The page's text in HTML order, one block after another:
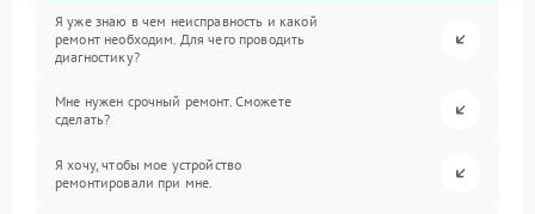
Я уже знаю в чем неисправность и какой
ремонт необходим. Для чего проводить
диагностику?
Мне нужен срочный ремонт. Сможете
сделать?
Я хочу, чтобы мое устройство
ремонтировали при мне.